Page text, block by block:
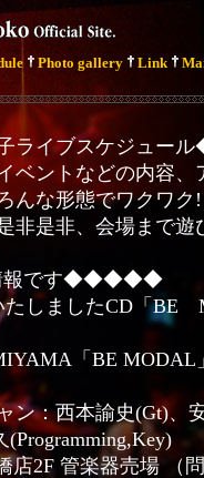
Photo gallery Link
ライブスケジュー
ベントなどの内容
んな形態でワクワ
非是非、会場まで
です◆◆◆◆◆
たしましたCD「BE
「BE MODAL
ン：西本諭史(Gt)、
店2F 管楽器売場 （